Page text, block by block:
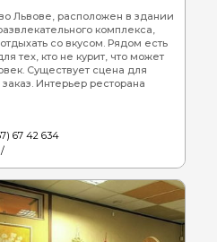
Львове, расположен в здании
комплекса,
со вкусом. Рядом есть
тех, кто не курит, что может
Существует сцена для
Интерьер ресторана
67 42 634